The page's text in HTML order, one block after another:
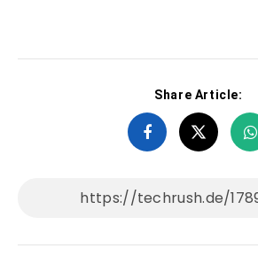
Share Article: